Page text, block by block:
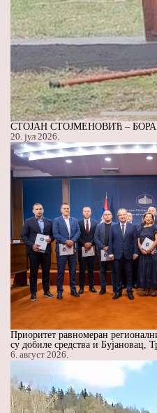
СТОЈАН СТОЈМЕНОВИЋ –
20. јул 2026.
Приоритет равномеран
су добиле средства и Бујановац,
6. август 2026.